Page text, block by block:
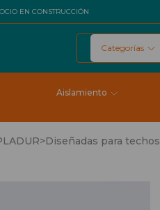
EN CONSTRUCCIÓN
Buscar
Categorías
Aislamiento
>Diseñadas para techos